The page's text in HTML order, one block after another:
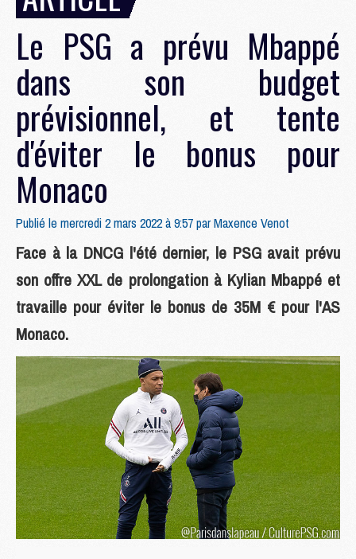
Le PSG a prévu Mbappé
dans son budget
prévisionnel, et tente
d'éviter le bonus pour
Monaco
Publié le mercredi 2 mars 2022 à 9:57 parMaxence Venot
Face à la DNCG l'été dernier, le PSG avait prévu
son offre XXL de prolongation à Kylian Mbappé et
travaille pour éviter le bonus de 35M € pour l'AS
Monaco.